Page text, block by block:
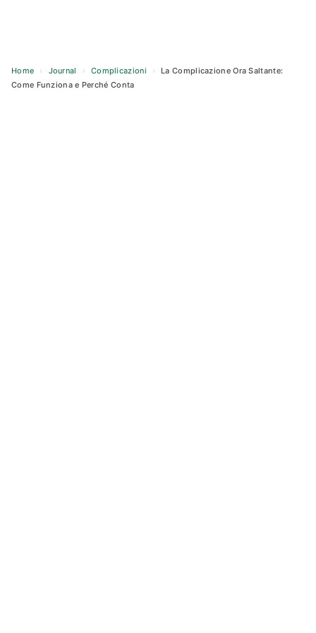
Home › Journal › Complicazioni ›
La Complicazione Ora Saltante:
Come Funziona e Perché Conta